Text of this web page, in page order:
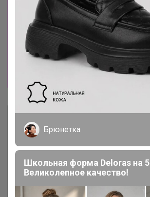
Хотелки, что открыть пишите в
чатеweb.telegram.org/k/или в
открываю оперативно, или
сразу на лот24-
ok.ru/purchase/738389/catalog/
хорошие новости : Весь апрель
цены КРУПНОГО ОПТА!
Описание
Условия участия
Ключевые даты
Брюнетка
Школьная форма Deloras на
Великолепное качество!